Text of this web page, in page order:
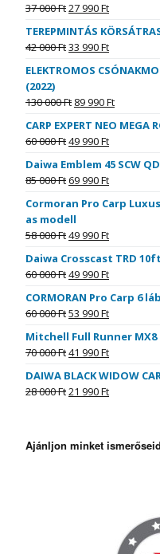
37 000Ft27 990Ft
TEREPMINTÁS
42 000Ft33 990Ft
ELEKTROMOS
(2022)
130 000Ft 89 990Ft
CARP EXPERT NEO MEGA
60 000Ft49 990Ft
Daiwa Emblem 45 SCW
85 000Ft 69 990Ft
Cormoran Pro Carp
as modell
58 000Ft49 990Ft
Daiwa Crosscast TRD
60 000Ft49 990Ft
CORMORAN Pro Carp 6
60 000Ft53 990Ft
Mitchell Full Runner
70 000Ft41 990Ft
DAIWA BLACK WIDOW
28 000Ft21 990Ft
Ajánljon minket